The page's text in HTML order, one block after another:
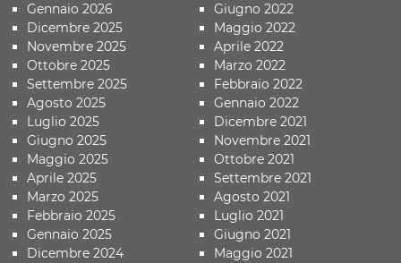
Gennaio 2026
Dicembre 2025
Novembre 2025
Ottobre 2025
Settembre 2025
Agosto 2025
Luglio 2025
Giugno 2025
Maggio 2025
Aprile 2025
Marzo 2025
Febbraio 2025
Gennaio 2025
Dicembre 2024
Giugno 2022
Maggio 2022
Aprile 2022
Marzo 2022
Febbraio 2022
Gennaio 2022
Dicembre 2021
Novembre 2021
Ottobre 2021
Settembre 2021
Agosto 2021
Luglio 2021
Giugno 2021
Maggio 2021